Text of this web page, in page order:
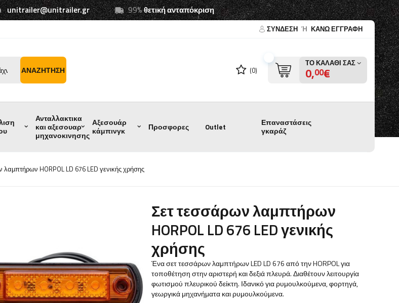
unitrailer@unitrailer.gr 99%θετική ανταπόκριση
ΣΎΝΔΕΣΗ Ή ΚΑΝΩ ΕΓΓΡΑΦΗ
ΑΝΑΖΉΤΗΣΗ (0)
ΤΟ ΚΑΛΆΘΙ ΣΑΣ
0,00€
Ανταλλακτικα
και αξεσουαρ
μηχανοκινησης
Αξεσουάρ
κάμπινγκ
Προσφορες Outlet
Επαναστάσεις
γκαράζ
λαμπτήρων HORPOL LD 676 LED γενικής χρήσης
Σετ τεσσάρων λαμπτήρων
HORPOL LD 676 LED γενικής
χρήσης
Ένα σετ τεσσάρων λαμπτήρων LED LD 676 από την HORPOL για
τοποθέτηση στην αριστερή και δεξιά πλευρά. Διαθέτουν λειτουργία
φωτισμού πλευρικού δείκτη. Ιδανικό για ρυμουλκούμενα, φορτηγά,
γεωργικά μηχανήματα και ρυμουλκούμενα.